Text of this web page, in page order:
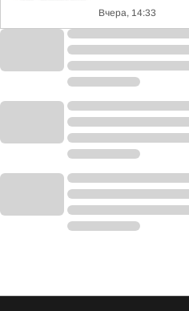
Вчера, 14:33